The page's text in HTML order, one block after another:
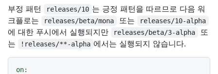
부정 패턴
releases/10 는 긍정 패턴을 따르므로 다음 워
크플로는
releases/beta/mona 또는 releases/10-alpha
에 대한 푸시에서 실행되지만 releases/beta/3-alpha
또
는
!releases/**-alpha 에서는 실행되지 않습니다.
on: